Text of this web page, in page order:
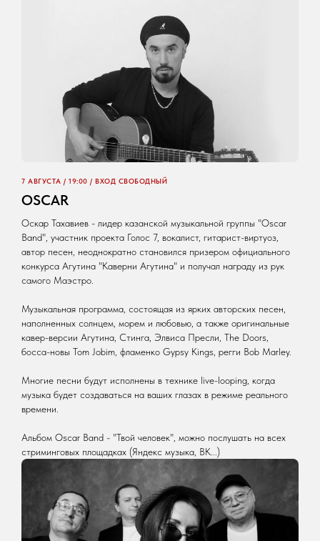
7 АВГУСТА / 19:00 / ВХОД СВОБОДНЫЙ
OSCAR
Оскар Тахавиев - лидер казанской музыкальной группы "Oscar
Band", участник проекта Голос 7, вокалист, гитарист-виртуоз,
автор песен, неоднократно становился призером официального
конкурса Агутина "Каверни Агутина" и получал награду из рук
самого Маэстро.
Музыкальная программа, состоящая из ярких авторских песен,
наполненных солнцем, морем и любовью, а также оригинальные
кавер-версии Агутина, Стинга, Элвиса Пресли, The Doors,
босса-новы Tom Jobim, фламенко Gypsy Kings, регги Bob Marley.
Многие песни будут исполнены в технике live-looping, когда
музыка будет создаваться на ваших глазах в режиме реального
времени.
Альбом Oscar Band - "Твой человек", можно послушать на всех
стриминговых площадках (Яндекс музыка, ВК...)